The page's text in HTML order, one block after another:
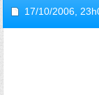
17/10/2006,